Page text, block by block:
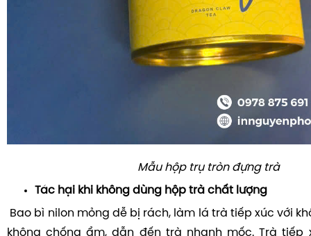
Mẫu hộp trụ tròn đựng trà
Tác hại khi không dùng hộp trà chất lượng
Bao bì nilon mỏng dễ bị rách, làm lá trà tiếp xúc với
không chống ẩm, dẫn đến trà nhanh mốc. Trà tiếp